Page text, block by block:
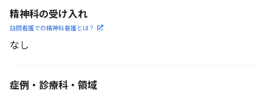
精神科の受け入れ
訪問看護での精神科看護とは？
なし
症例・診療科・ 領域